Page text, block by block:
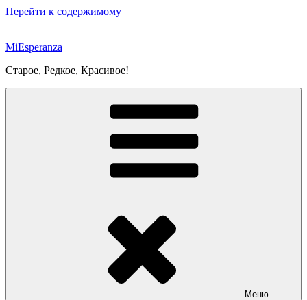
Перейти к содержимому
MiEsperanza
Старое, Редкое, Красивое!
Меню